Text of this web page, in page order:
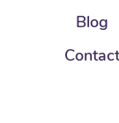
Blog
Contact